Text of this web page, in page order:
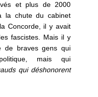
et plus de 2000
la chute du cabinet
Concorde, il y avait
fascistes. Mais il y
de braves gens qui
mais qui
qui déshonorent